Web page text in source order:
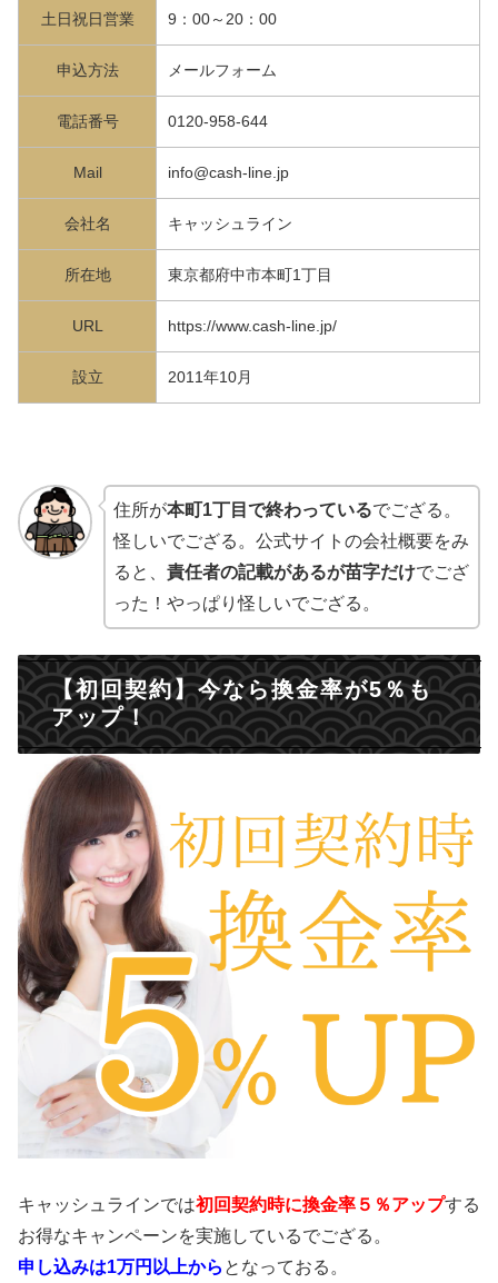
土日祝日営業 9：00～20：00
申込方法 メールフォーム
電話番号 0120-958-644
Mail info@cash-line.jp
会社名 キャッシュライン
所在地 東京都府中市本町1丁目
URL https://www.cash-line.jp/
設立 2011年10月
住所が本町1丁目で終わっているでござる。
怪しいでござる。公式サイトの会社概要をみ
ると、 責任者の記載があるが苗字だけでござ
った！やっぱり怪しいでござる。
【初回契約】今なら換金率が5％も
アップ！
キャッシュラインでは初回契約時に換金率５％アップする
お得なキャンペーンを実施しているでござる。
申し込みは1万円以上から となっておる。